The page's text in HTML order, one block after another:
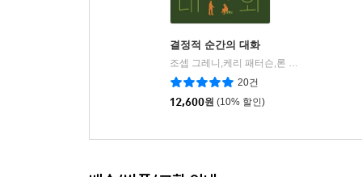
결정적 순간의 대화
20건
12,600원 (10% 할인)